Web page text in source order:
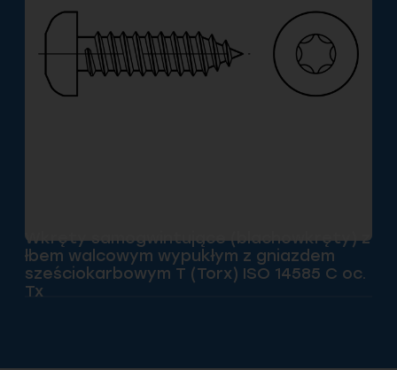
Wkręty samogwintujące (blachowkręty) z
łbem walcowym wypukłym z gniazdem
sześciokarbowym T (Torx) ISO 14585 C oc.
Tx